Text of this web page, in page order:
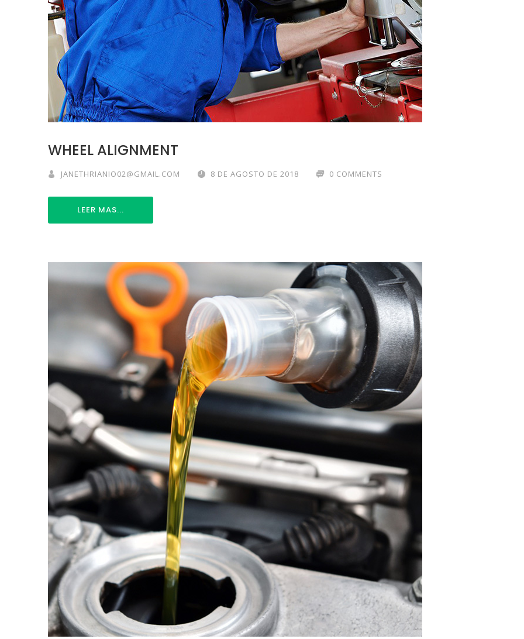
WHEEL ALIGNMENT
JANETHRIANIO02@GMAIL.COM 8 DE AGOSTO DE 2018 0 COMMENTS
LEER MAS...